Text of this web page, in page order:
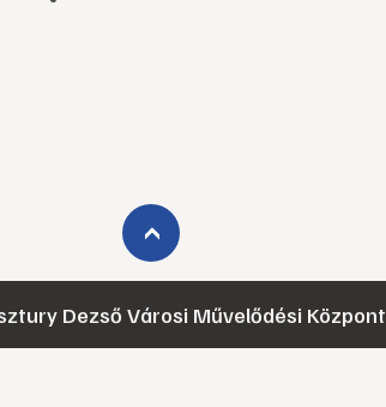
›
Dezső Városi Művelődési Központ